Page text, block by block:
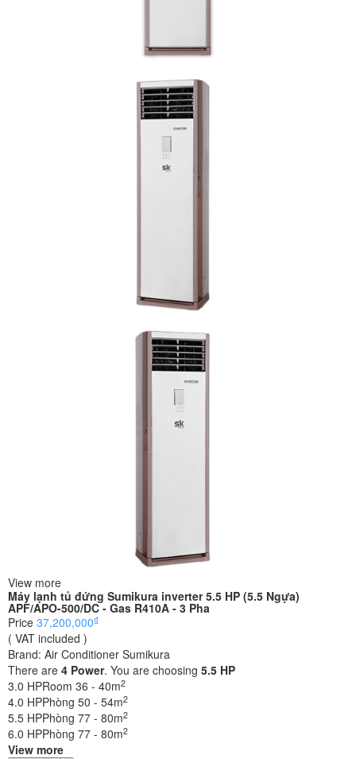
View more
Máy lạnh tủ đứng Sumikura inverter 5.5 HP (5.5 Ngựa)
APF/APO-500/DC - Gas R410A - 3 Pha
Price 37,200,000₫
( VAT included )
Brand: Air Conditioner Sumikura
There are 4 Power. You are choosing 5.5 HP
3.0 HPRoom 36 - 40m2
4.0 HPPhòng 50 - 54m2
5.5 HPPhòng 77 - 80m2
6.0 HPPhòng 77 - 80m2
View more